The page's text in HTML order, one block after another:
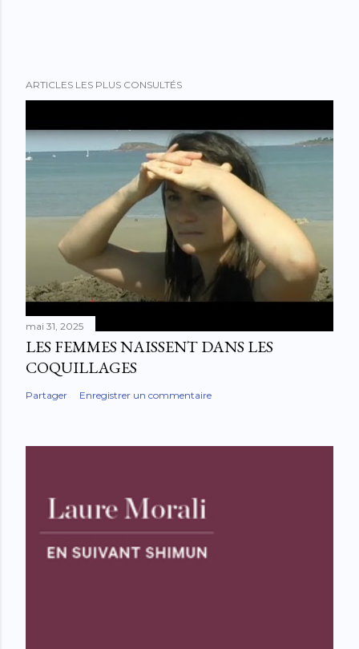
ARTICLES LES PLUS CONSULTÉS
mai 31, 2025
LES FEMMES NAISSENT DANS LES
COQUILLAGES
Partager Enregistrer un commentaire